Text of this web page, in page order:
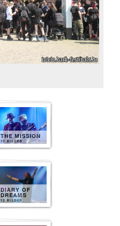
THE MISSION
15 BILDER
DIARY OF
DREAMS
12 BILDER